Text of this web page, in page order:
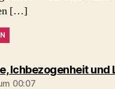
[…]
Ichbezogenheit und
00:07